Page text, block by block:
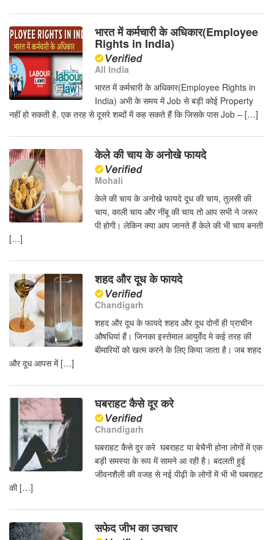
भारत में कर्मचारी के अधिकार(Employee
Rights in India)
All India
भारत में कर्मचारी के अधिकार(Employee Rights in
India) अभी के समय में Job से बड़ी कोई Property
नहीं हो सकती है. एक तरह से दूसरे शब्दों में कह सकते हैं कि जिसके पास Job – […]
केले की चाय के अनोखे फायदे
Mohali
केले की चाय के अनोखे फायदे दूध की चाय, तुलसी की
चाय, काली चाय और नींबू की चाय तो आप सभी ने जरूर
पी होगी। लेकिन क्या आप जानते हैं केले की भी चाय बनती
[…]
शहद और दूध के फायदे
Chandigarh
शहद और दूध के फायदे शहद और दूध दोनों ही प्राचीन
औषधियां हैं। जिनका इस्तेमाल आयुर्वेद मे कई तरह की
बीमारियों को खत्म करने के लिए किया जाता है। जब शहद
और दूध आपस में […]
घबराहट कैसे दूर करे
Chandigarh
घबराहट कैसे दूर करे घबराहट या बेचैनी होना लोगों में एक
बड़ी समस्या के रूप में सामने आ रही है। बदलती हुई
जीवनशैली की वजह से नई पीढ़ी के लोगों में भी भी घबराहट
की […]
सफेद जीभ का उपचार